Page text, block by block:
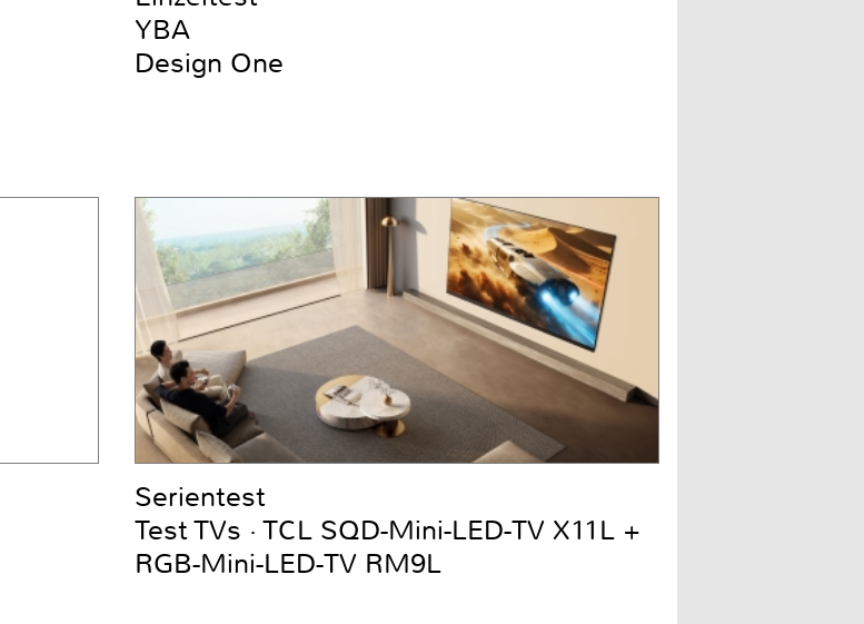
YBA
Design One
Serientest
Test TVs · TCL SQD-Mini-LED-TV X11L +
RGB-Mini-LED-TV RM9L